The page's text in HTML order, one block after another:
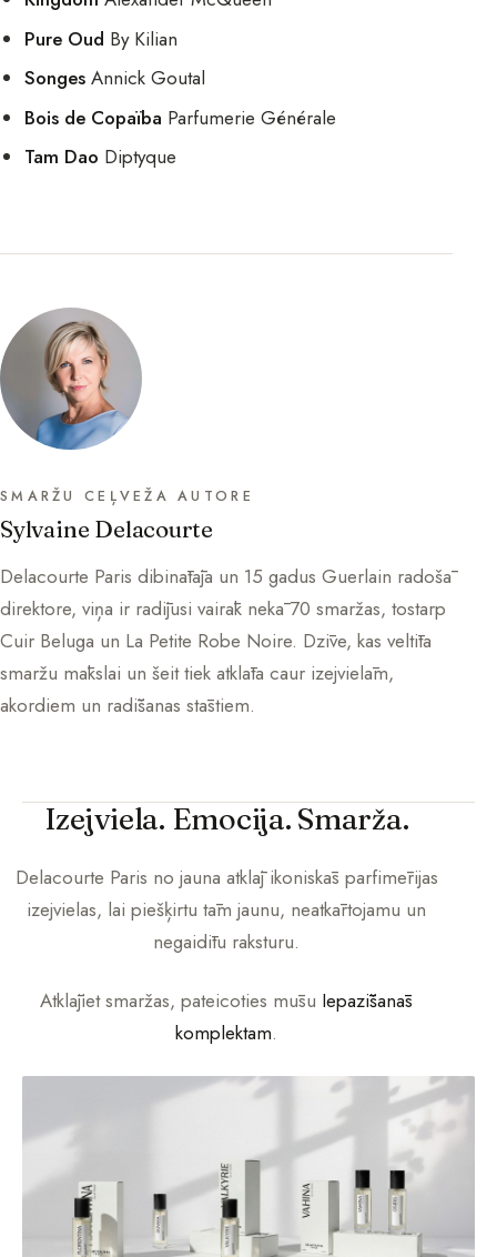
Pure Oud By Kilian
Songes Annick Goutal
Bois de Copaïba Parfumerie Générale
Tam Dao Diptyque
SMARŽU CEĻVEŽA AUTORE
Sylvaine Delacourte
Delacourte Paris dibinātāja un 15 gadus Guerlain radošā
direktore, viņa ir radījusi vairāk nekā 70 smaržas, tostarp
Cuir Beluga un La Petite Robe Noire. Dzīve, kas veltīta
smaržu mākslai un šeit tiek atklāta caur izejvielām,
akordiem un radīšanas stāstiem.
Izejviela. Emocija. Smarža.
Delacourte Paris no jauna atklāj ikoniskās parfimērijas
izejvielas, lai piešķirtu tām jaunu, neatkārtojamu un
negaidītu raksturu.
Atklājiet smaržas, pateicoties mūsu Iepazīšanās
komplektam.